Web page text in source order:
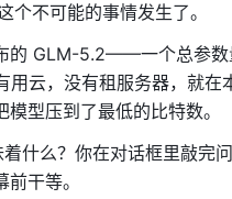
不可能的事情发生了。
的 GLM-5.2——一个总参
云，没有租服务器，就在
型压到了最低的比特数。
什么？你在对话框里敲完
干等。